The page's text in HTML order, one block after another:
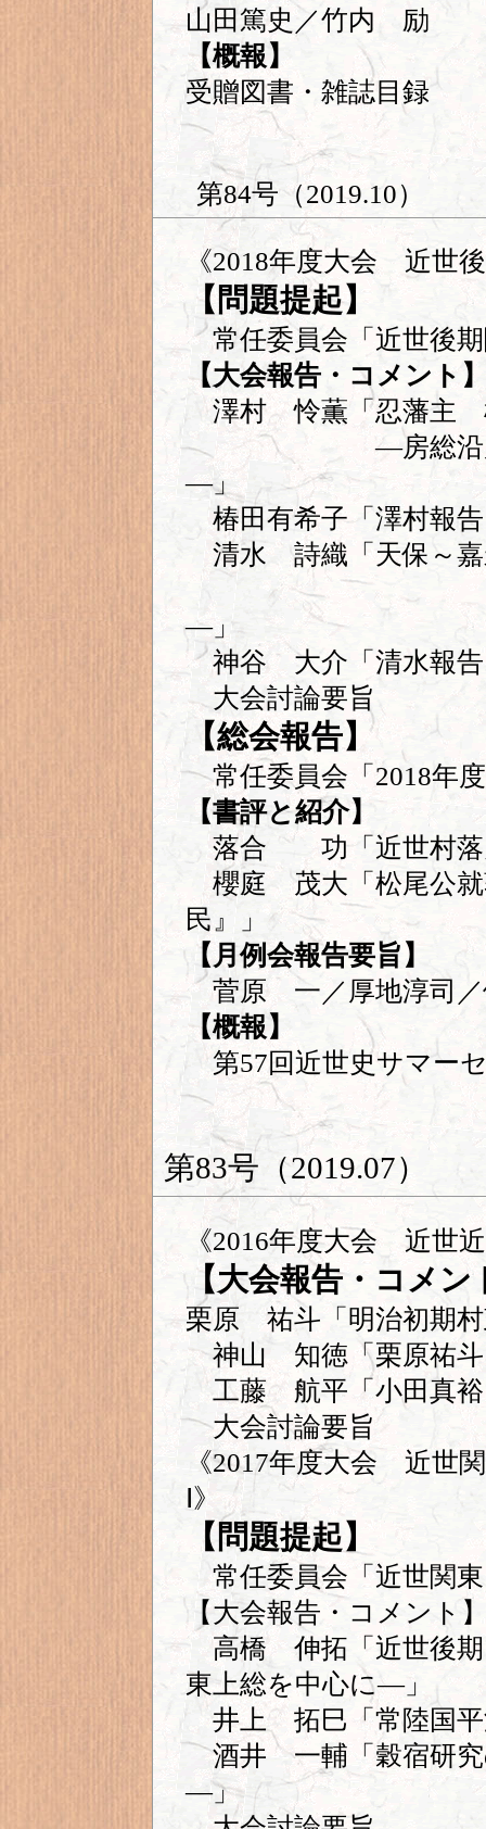
山田篤史／竹内 励
【概報】
受贈図書・雑誌目録
第84号（2019.10）
《2018年度大会 近世
【問題提起】
常任委員会「近世後期
【大会報告・コメント
澤村 怜薫「忍藩主
―房総沿岸・品
―」
椿田有希子「澤村報
清水 詩織「天保～嘉
―「江戸湾
―」
神谷 大介「清水報告
大会討論要旨
【総会報告】
常任委員会「2018年
【書評と紹介】
落合 功「近世村落
櫻庭 茂大「松尾公就
民』」
【月例会報告要旨】
菅原 一／厚地淳司
【概報】
第57回近世史サマー
第83号（2019.07）
《2016年度大会 近世
【大会報告・コメン
栗原 祐斗「明治初期
神山 知徳「栗原祐斗
工藤 航平「小田真裕
大会討論要旨
《2017年度大会 近世
Ⅰ》
【問題提起】
常任委員会「近世関
【大会報告・コメント
高橋 伸拓「近世後期
東上総を中心に―」
井上 拓巳「常陸国平
酒井 一輔「穀宿研究
―」